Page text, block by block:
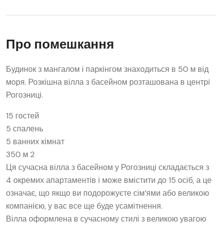
Про помешкання
Будинок з мангалом і паркінгом знаходиться в 50 м від
моря. Розкішна вілла з басейном розташована в центрі
Рогозниці.
15 гостей
5 спалень
5 ванних кімнат
350 м 2
Ця сучасна вілла з басейном у Рогозниці складається з
4 окремих апартаментів і може вмістити до 15 осіб, а це
означає, що якщо ви подорожуєте сім’ями або великою
компанією, у вас все ще буде усамітнення.
Вілла оформлена в сучасному стилі з великою увагою